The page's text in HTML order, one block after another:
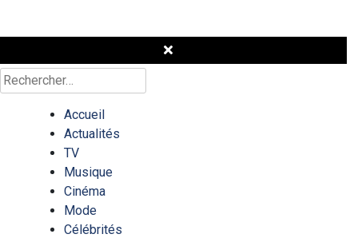
Rechercher :
Accueil
Actualités
TV
Musique
Cinéma
Mode
Célébrités